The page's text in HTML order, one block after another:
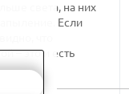
света, на них
Если
что
– это и есть